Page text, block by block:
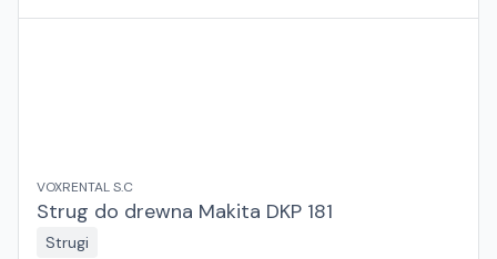
VOXRENTAL S.C
Strug do drewna Makita DKP 181
Strugi